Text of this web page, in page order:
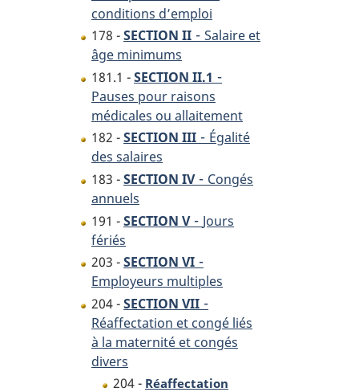
conditions d’emploi
178 -SECTION II - Salaire et
âge minimums
181.1 -SECTION II.1 -
Pauses pour raisons
médicales ou allaitement
182 -SECTION III - Égalité
des salaires
183 -SECTION IV- Congés
annuels
191 -SECTION V- Jours
fériés
203 -SECTION VI -
Employeurs multiples
204 -SECTION VII -
Réaffectation et congé liés
à la maternité et congés
divers
204 - Réaffectation